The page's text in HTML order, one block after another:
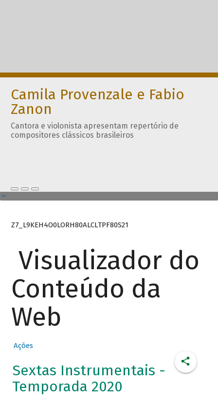
Camila Provenzale e Fabio
Zanon
Cantora e violonista apresentam repertório de
compositores clássicos brasileiros
Z7_L9KEH4O0LORH80ALCLTPF80S21
Visualizador do
Conteúdo da
Web
Ações
Sextas Instrumentais -
Temporada 2020